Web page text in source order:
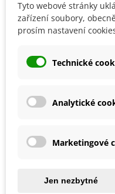
SOUVISEJÍCÍ PRODUKTY
Přidat do košíku
Tyto webové stránky
zařízení soubory,
prosím nastavení
Technické
Analytické
Marketingové
Jen nezbytné